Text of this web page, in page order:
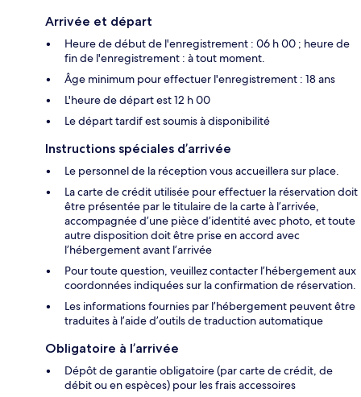
Arrivée et départ
Heure de début de l'enregistrement : 06 h 00 ; heure de
fin de l'enregistrement : à tout moment.
Âge minimum pour effectuer l'enregistrement : 18 ans
L'heure de départ est 12 h 00
Le départ tardif est soumis à disponibilité
Instructions spéciales d’arrivée
Le personnel de la réception vous accueillera sur place.
La carte de crédit utilisée pour effectuer la réservation doit
être présentée par le titulaire de la carte à l’arrivée,
accompagnée d’une pièce d’identité avec photo, et toute
autre disposition doit être prise en accord avec
l’hébergement avant l’arrivée
Pour toute question, veuillez contacter l’hébergement aux
coordonnées indiquées sur la confirmation de réservation.
Les informations fournies par l’hébergement peuvent être
traduites à l’aide d’outils de traduction automatique
Obligatoire à l’arrivée
Dépôt de garantie obligatoire (par carte de crédit, de
débit ou en espèces) pour les frais accessoires